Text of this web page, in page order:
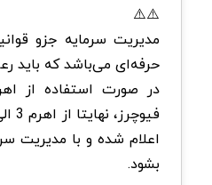
⚠️⚠️
مدیریت سرمایه جزو
حرفه‌ای می‌باشد که باید
در صورت استفاده از
اعلام شده و با مدیریت
بشود.